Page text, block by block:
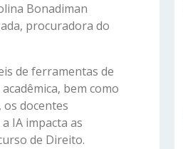
Bonadiman
procuradora do
de ferramentas de
bem como
docentes
IA impacta as
de Direito.